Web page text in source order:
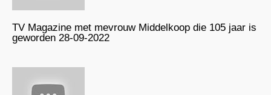
TV Magazine met mevrouw Middelkoop die 105 jaar is
geworden 28-09-2022